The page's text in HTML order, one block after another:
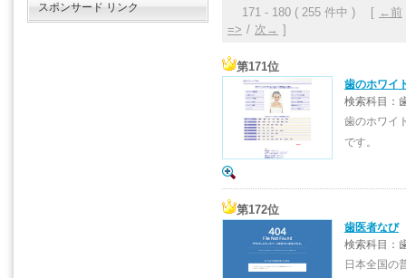
171 - 180 ( 255 件中 ) [ ←前
=> / 次→ ]
第171位
歯のホワイ
検索科目：
歯のホワイ
です。
第172位
歯医者なび
検索科目：
日本全国の
スポンサード リンク